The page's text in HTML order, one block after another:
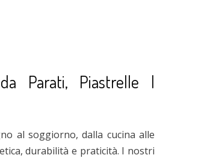
Parati, Piastrelle |
al soggiorno, dalla cucina alle
durabilità e praticità. I nostri